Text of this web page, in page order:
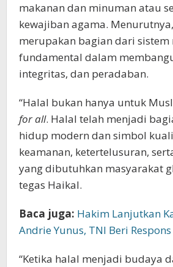
makanan dan minuman atau
kewajiban agama.
merupakan bagian dari sistem
fundamental dalam
integritas, dan peradaban.
“Halal bukan hanya untuk
for all. Halal telah menjadi
hidup modern dan simbol
keamanan, ketertelusuran,
yang dibutuhkan masyarakat
tegas Haikal.
Baca juga: Hakim Lanjutkan
Andrie Yunus, TNI Beri Respons
“Ketika halal menjadi budaya